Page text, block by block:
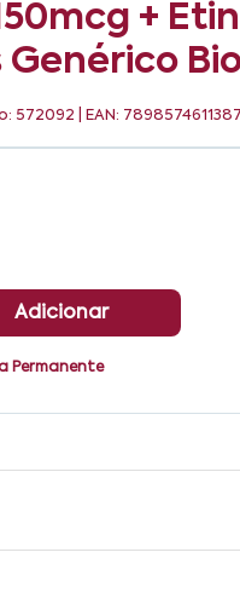
+
Genérico
572092 | EAN: 7898574611387
Adicionar
Permanente